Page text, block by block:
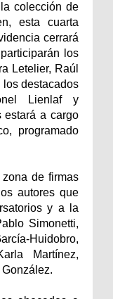
colección de
esta cuarta
cerrará
los
Letelier, Raúl
destacados
Lienlaf y
estará a cargo
programado
de firmas
autores que
y a la
Simonetti,
Huidobro,
Martínez,